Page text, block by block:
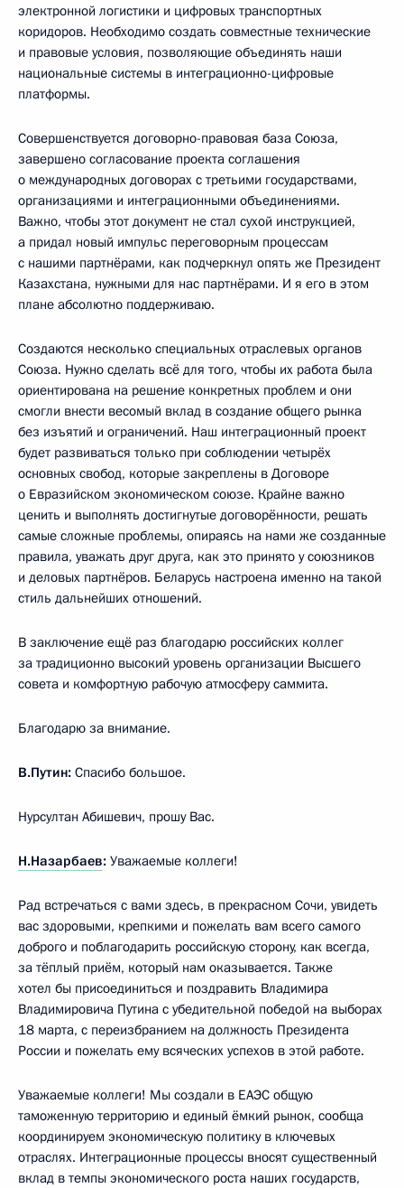
электронной логистики и цифровых транспортных
коридоров. Необходимо создать совместные технические
и правовые условия, позволяющие объединять наши
национальные системы в интеграционно-цифровые
платформы.
Совершенствуется договорно-правовая база Союза,
завершено согласование проекта соглашения
о международных договорах с третьими государствами,
организациями и интеграционными объединениями.
Важно, чтобы этот документ не стал сухой инструкцией,
а придал новый импульс переговорным процессам
с нашими партнёрами, как подчеркнул опять же Президент
Казахстана, нужными для нас партнёрами. И я его в этом
плане абсолютно поддерживаю.
Создаются несколько специальных отраслевых органов
Союза. Нужно сделать всё для того, чтобы их работа была
ориентирована на решение конкретных проблем и они
смогли внести весомый вклад в создание общего рынка
без изъятий и ограничений. Наш интеграционный проект
будет развиваться только при соблюдении четырёх
основных свобод, которые закреплены в Договоре
о Евразийском экономическом союзе. Крайне важно
ценить и выполнять достигнутые договорённости, решать
самые сложные проблемы, опираясь на нами же созданные
правила, уважать друг друга, как это принято у союзников
и деловых партнёров. Беларусь настроена именно на такой
стиль дальнейших отношений.
В заключение ещё раз благодарю российских коллег
за традиционно высокий уровень организации Высшего
совета и комфортную рабочую атмосферу саммита.
Благодарю за внимание.
В.Путин: Спасибо большое.
Нурсултан Абишевич, прошу Вас.
Н.Назарбаев: Уважаемые коллеги!
Рад встречаться с вами здесь, в прекрасном Сочи, увидеть
вас здоровыми, крепкими и пожелать вам всего самого
доброго и поблагодарить российскую сторону, как всегда,
за тёплый приём, который нам оказывается. Также
хотел бы присоединиться и поздравить Владимира
Владимировича Путина с убедительной победой на выборах
18 марта, с переизбранием на должность Президента
России и пожелать ему всяческих успехов в этой работе.
Уважаемые коллеги! Мы создали в ЕАЭС общую
таможенную территорию и единый ёмкий рынок, сообща
координируем экономическую политику в ключевых
отраслях. Интеграционные процессы вносят существенный
вклад в темпы экономического роста наших государств,